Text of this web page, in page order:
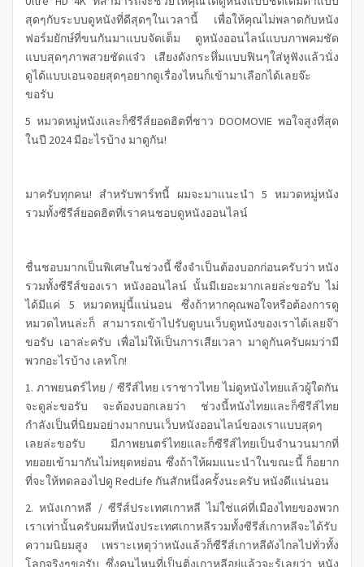
สุดๆกับระบบดูหนังที่ดีสุดๆในเวลานี้ เพื่อให้คุณไม่พลาดกับหนัง
ฟอร์มยักษ์ที่ขนกันมาแบบจัดเต็ม ดูหนังออนไลน์แบบภาพคมชัด
แบบสุดๆภาพสวยชัดแจ๋ว เสียงดังกระหึ่มแบบฟินๆใส่หูฟังแล้วนั่ง
ดูได้แบบเอนจอยสุดๆอยากดูเรื่องไหนก็เข้ามาเลือกได้เลยจ๊ะ
ขอรับ
5 หมวดหมู่หนังและก็ซีรีส์ยอดฮิตที่ชาว DOOMOVIE พอใจสูงที่สุด
ในปี 2024 มีอะไรบ้าง มาดูกัน!
มาครับทุกคน! สำหรับพาร์ทนี้ ผมจะมาแนะนำ 5 หมวดหมู่หนัง
รวมทั้งซีรีส์ยอดฮิตที่เราคนชอบดูหนังออนไลน์
ชื่นชอบมากเป็นพิเศษในช่วงนี้ ซึ่งจำเป็นต้องบอกก่อนครับว่า หนัง
รวมทั้งซีรีส์ของเรา หนังออนไลน์ นั้นมีเยอะมากเลยล่ะขอรับ ไม่
ได้มีแค่ 5 หมวดหมู่นี้แน่นอน ซึ่งถ้าหากคุณพอใจหรือต้องการดู
หมวดไหนล่ะก็ สามารถเข้าไปรับดูบนเว็บดูหนังของเราได้เลยจ๊า
ขอรับ เอาล่ะครับ เพื่อไม่ให้เป็นการเสียเวลา มาดูกันครับผมว่ามี
พวกอะไรบ้าง เลทโก!
1. ภาพยนตร์ไทย / ซีรีส์ไทย เราชาวไทย ไม่ดูหนังไทยแล้วผู้ใดกัน
จะดูล่ะขอรับ จะต้องบอกเลยว่า ช่วงนี้หนังไทยและก็ซีรีส์ไทย
กำลังเป็นที่นิยมอย่างมากบนเว็บหนังออนไลน์ของเราแบบสุดๆ
เลยล่ะขอรับ มีภาพยนตร์ไทยและก็ซีรีส์ไทยเป็นจำนวนมากที่
ทยอยเข้ามากันไม่หยุดหย่อน ซึ่งถ้าให้ผมแนะนำในขณะนี้ ก็อยาก
ที่จะให้ทดลองไปดู RedLife กันสักหนึ่งครั้งนะครับ หนังดีแน่นอน
2. หนังเกาหลี / ซีรีส์ประเทศเกาหลี ไม่ใช่แค่ที่เมืองไทยของพวก
เราเท่านั้นครับผมที่หนังประเทศเกาหลีรวมทั้งซีรีส์เกาหลีจะได้รับ
ความนิยมสูง เพราะเหตุว่าหนังแล้วก็ซีรีส์เกาหลีดังไกลไปทั่วทั้ง
โลกจริงๆขอรับ ซึ่งคนไหนที่เป็นติ่งเกาหลีอยู่แล้วจะรู้เลยว่า หนัง